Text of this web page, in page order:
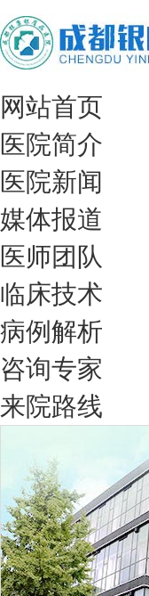
网站首页
医院简介
医院新闻
媒体报道
医师团队
临床技术
病例解析
咨询专家
来院路线